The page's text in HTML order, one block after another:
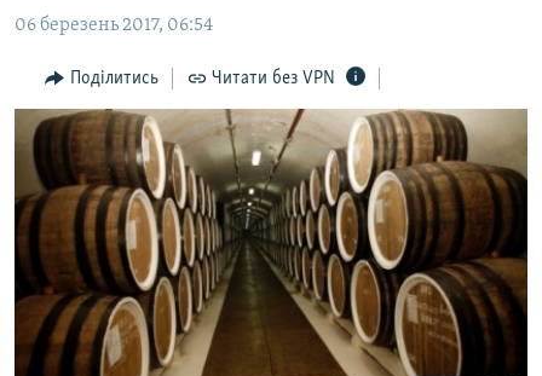
основної
навігації
Перейти
до
пошуку
БЛОГИ
ПОГЛЯД
ІНТЕРВ'Ю
ВСЕ ЗА ДЕНЬ
СПЕЦПРОЕКТИ
ДЕПОРТАЦІЯ
ВІДЕОУРОКИ «ELIFBE»
СВІДЧЕННЯ ОКУПАЦІЇ
ЯК ОБІЙТИ БЛОКУВАННЯ
Русский
Qırımtatar
06 березень 2017, 06:54
Поділитись Читати без VPN